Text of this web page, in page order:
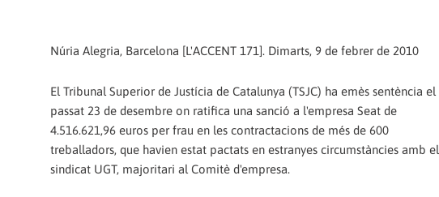
Núria Alegria, Barcelona [L'ACCENT 171]. Dimarts, 9 de febrer de 2010
El Tribunal Superior de Justícia de Catalunya (TSJC) ha emès sentència el
passat 23 de desembre on ratifica una sanció a l'empresa Seat de
4.516.621,96 euros per frau en les contractacions de més de 600
treballadors, que havien estat pactats en estranyes circumstàncies amb el
sindicat UGT, majoritari al Comitè d'empresa.